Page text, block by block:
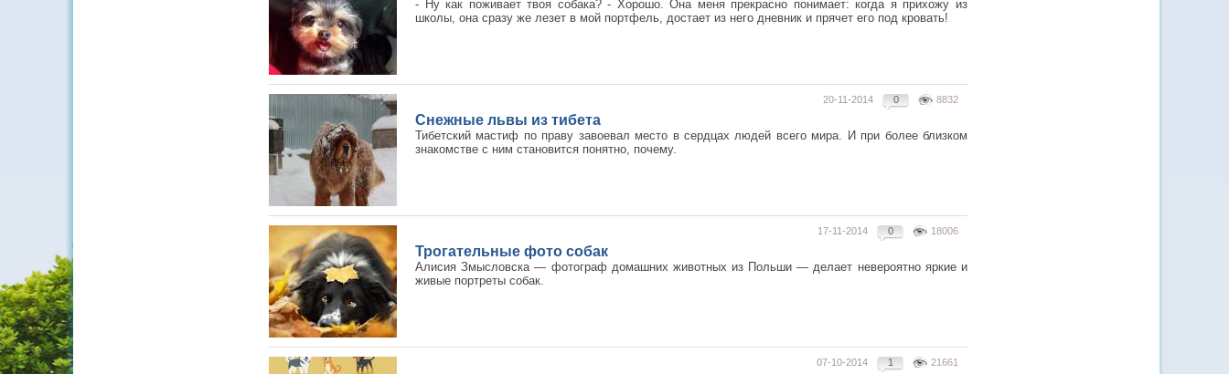
- Ну как поживает твоя собака? - Хорошо. Она меня прекрасно понимает: когда я прихожу из
школы, она сразу же лезет в мой портфель, достает из него дневник и прячет его под кровать!
8832
0
20-11-2014
Снежные львы из тибета
Тибетский мастиф по праву завоевал место в сердцах людей всего мира. И при более близком
знакомстве с ним становится понятно, почему.
18006
0
17-11-2014
Трогательные фото собак
Алисия Змысловска — фотограф домашних животных из Польши — делает невероятно яркие и
живые портреты собак.
21661
1
07-10-2014